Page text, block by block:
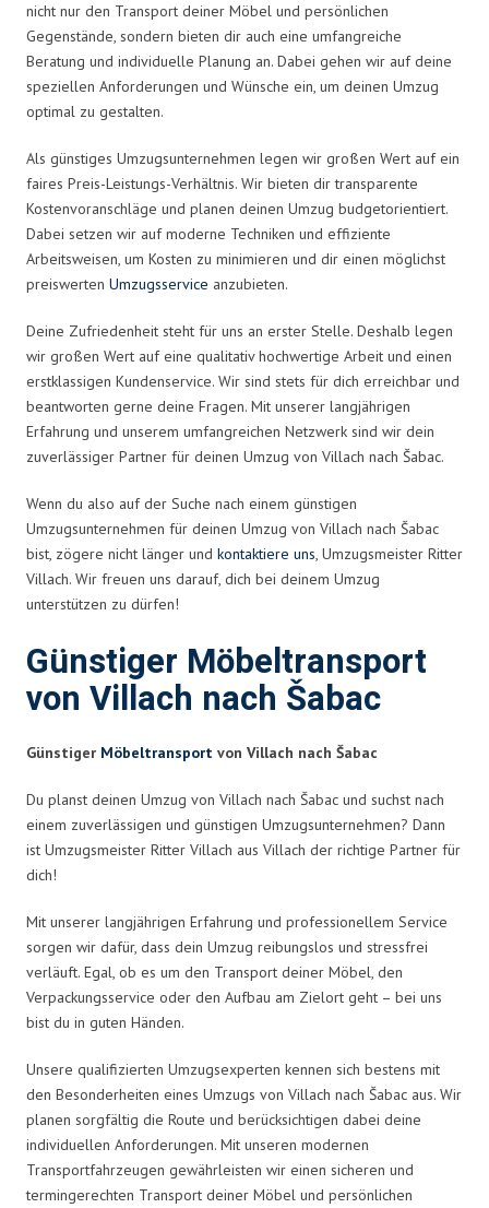
nicht nur den Transport deiner Möbel und persönlichen
Gegenstände, sondern bieten dir auch eine umfangreiche
Beratung und individuelle Planung an. Dabei gehen wir auf deine
speziellen Anforderungen und Wünsche ein, um deinen Umzug
optimal zu gestalten.
Als günstiges Umzugsunternehmen legen wir großen Wert auf ein
faires Preis-Leistungs-Verhältnis. Wir bieten dir transparente
Kostenvoranschläge und planen deinen Umzug budgetorientiert.
Dabei setzen wir auf moderne Techniken und effiziente
Arbeitsweisen, um Kosten zu minimieren und dir einen möglichst
preiswerten Umzugsservice anzubieten.
Deine Zufriedenheit steht für uns an erster Stelle. Deshalb legen
wir großen Wert auf eine qualitativ hochwertige Arbeit und einen
erstklassigen Kundenservice. Wir sind stets für dich erreichbar und
beantworten gerne deine Fragen. Mit unserer langjährigen
Erfahrung und unserem umfangreichen Netzwerk sind wir dein
zuverlässiger Partner für deinen Umzug von Villach nach Šabac.
Wenn du also auf der Suche nach einem günstigen
Umzugsunternehmen für deinen Umzug von Villach nach Šabac
bist, zögere nicht länger und kontaktiere uns, Umzugsmeister Ritter
Villach. Wir freuen uns darauf, dich bei deinem Umzug
unterstützen zu dürfen!
Günstiger Möbeltransport
von Villach nach Šabac
Günstiger Möbeltransport von Villach nach Šabac
Du planst deinen Umzug von Villach nach Šabac und suchst nach
einem zuverlässigen und günstigen Umzugsunternehmen? Dann
ist Umzugsmeister Ritter Villach aus Villach der richtige Partner für
dich!
Mit unserer langjährigen Erfahrung und professionellem Service
sorgen wir dafür, dass dein Umzug reibungslos und stressfrei
verläuft. Egal, ob es um den Transport deiner Möbel, den
Verpackungsservice oder den Aufbau am Zielort geht – bei uns
bist du in guten Händen.
Unsere qualifizierten Umzugsexperten kennen sich bestens mit
den Besonderheiten eines Umzugs von Villach nach Šabac aus. Wir
planen sorgfältig die Route und berücksichtigen dabei deine
individuellen Anforderungen. Mit unseren modernen
Transportfahrzeugen gewährleisten wir einen sicheren und
termingerechten Transport deiner Möbel und persönlichen